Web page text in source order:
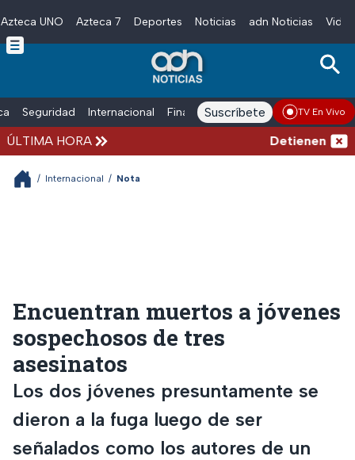
Skip to main content
Azteca UNO Azteca 7 Deportes Noticias adn Noticias
Seguridad Internacional Finanzas adn Noticias Radio
Suscríbete TV En Vivo
ÚLTIMA HORA Detienen al
/ Internacional / Nota
Encuentran muertos a jóvenes
sospechosos de tres
asesinatos
Los dos jóvenes presuntamente se
dieron a la fuga luego de ser
señalados como los autores de un